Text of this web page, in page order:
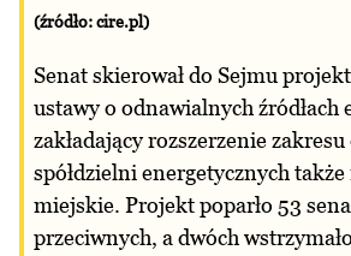
(źródło: cire.pl)
Senat skierował do Sejmu
ustawy o odnawialnych źródłach
zakładający rozszerzenie zakresu
spółdzielni energetycznych
miejskie. Projekt poparło 53
przeciwnych, a dwóch